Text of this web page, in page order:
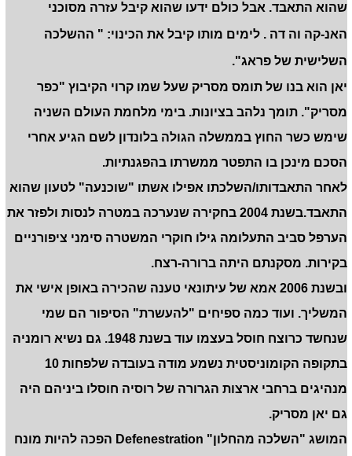
שהוא התאבד. אבל כולם ידעו שהוא קיבל עזרה מסוכני
האנ-קה וה דה . לימים מותו קיבל את הכינוי: " ההשלכה
השלישית של פראג".
יאן הוא בנו של תומס מסריק שעל שמו קרוי הקיבוץ "כפר
מסריק". תומך נלהב בציונות. בימי מלחמת העולם השניה
שימש כשר החוץ בממשלה הגולה בלונדון לשם הגיע אחרי
הסכם מינכן בו התפטר ממשרתו בהפגנתיות.
לאחר התאבדותו/השלכתו אפילו אשתו "שוכנעה" לטעון שהוא
התאבד.בשנת 2004 בחקירה שנערכה במטרה לנסות ולפזר את
הערפל סביב התעלומה גילו חוקרי המשטרה סימני ציפורניים
בקירות. מסקנתם היתה ברורה-רצח.
ובשנת 2006 אמא של עיתונאי טענה שהכירה באופן אישי את
המשליך. ועוד כמה ספיחים "להעשרת" הסיפור הם שמי
שנחשד כרוצח חוסל בעצמו עוד בשנת 1948. גם נשיא רומניה
בתקופה הקומוניסטית נשמע מודה בעובדה שלפחות 10
מנהיגים ברחבי ארצות הגרורה של רוסיה חוסלו ביניהם היה
גם יאן מסריק.
המושג "השלכה מהחלון" Defenestration הפכה להיות מונח